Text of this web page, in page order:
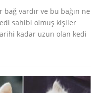
vardır ve bu bağın ne
sahibi olmuş kişiler
kadar uzun olan kedi